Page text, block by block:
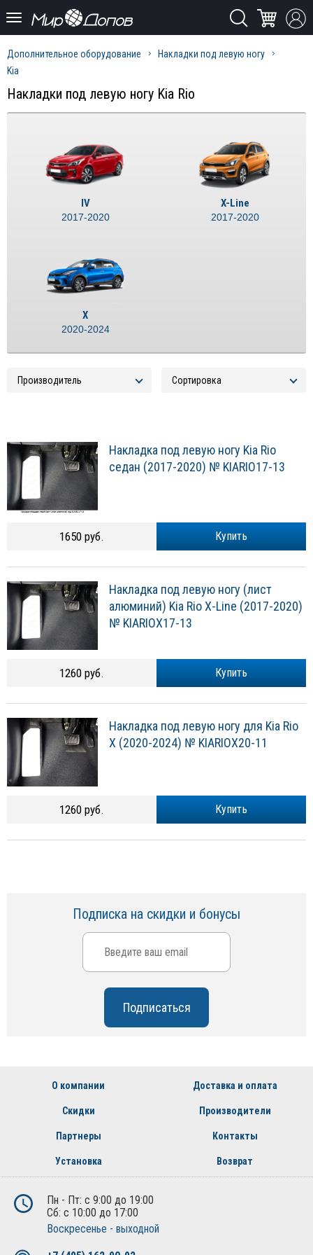
Дополнительное оборудование
Накладки под левую ногу
Kia
Накладки под левую ногу Kia Rio
IV
2017-2020
X-Line
2017-2020
X
2020-2024
Накладка под левую ногу Kia Rio
седан (2017-2020) № KIARIO17-13
Купить
1650 руб.
Накладка под левую ногу (лист
алюминий) Kia Rio X-Line (2017-2020)
№ KIARIOX17-13
Купить
1260 руб.
Накладка под левую ногу для Kia Rio
X (2020-2024) № KIARIOX20-11
Купить
1260 руб.
Подписка на скидки и бонусы
О компании Доставка и оплата
Скидки Производители
Партнеры Контакты
Установка Возврат
Пн - Пт: с 9:00 до 19:00
Сб: с 10:00 до 17:00
Воскресенье - выходной